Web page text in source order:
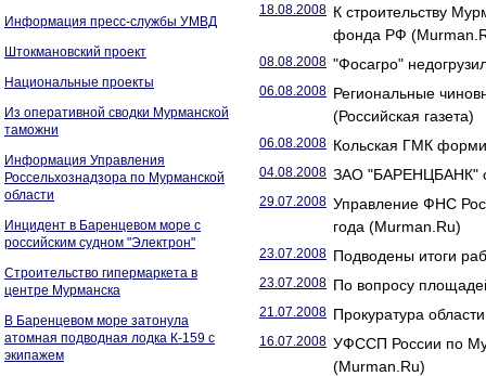
Информация пресс-службы УМВД
Штокмановский проект
Национальные проекты
Из оперативной сводки Мурманской
таможни
Информация Управления
Россельхознадзора по Мурманской
области
Инцидент в Баренцевом море с
российским судном "Электрон"
Строительство гипермаркета в
центре Мурманска
В Баренцевом море затонула
атомная подводная лодка К-159 с
экипажем
18.08.2008 К строительству
фонда РФ
08.08.2008 "Фосагро"
06.08.2008 Региональные
(Российская газета)
06.08.2008 Кольская ГМК
04.08.2008 ЗАО "БАРЕНЦБАНК"
29.07.2008 Управление ФНС
года (Murman.Ru)
23.07.2008 Подводены итоги
23.07.2008 По вопросу
21.07.2008 Прокуратура
16.07.2008 УФССП России по
(Murman.Ru)